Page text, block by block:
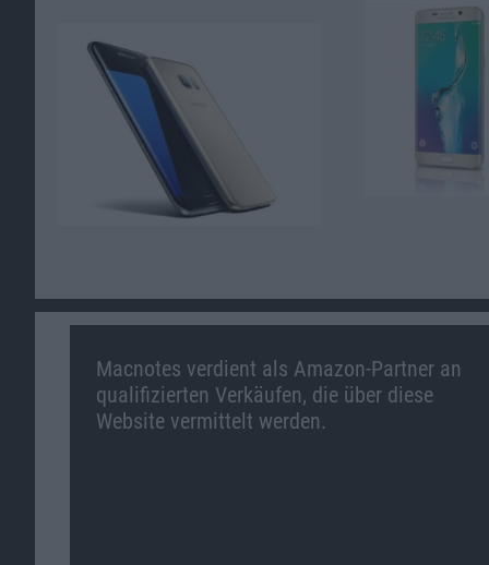
Macnotes verdient als Amazon-Partner an
qualifizierten Verkäufen, die über diese
Website vermittelt werden.